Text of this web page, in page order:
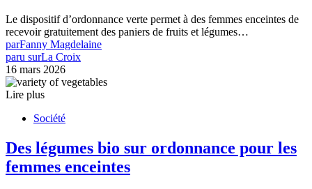
Le dispositif d’ordonnance verte permet à des femmes enceintes de
recevoir gratuitement des paniers de fruits et légumes…
parFanny Magdelaine
paru surLa Croix
16 mars 2026
Lire plus
Société
Des légumes bio sur ordonnance pour les
femmes enceintes